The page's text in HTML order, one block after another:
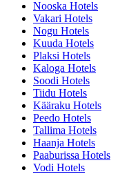
Nooska Hotels
Vakari Hotels
Nogu Hotels
Kuuda Hotels
Plaksi Hotels
Kaloga Hotels
Soodi Hotels
Tiidu Hotels
Kääraku Hotels
Peedo Hotels
Tallima Hotels
Haanja Hotels
Paaburissa Hotels
Vodi Hotels